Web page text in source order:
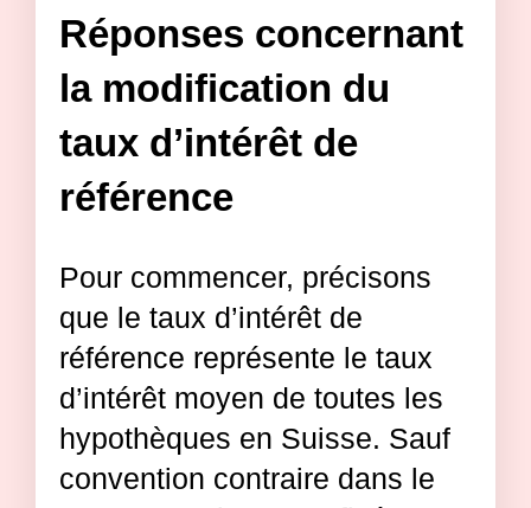
Réponses concernant
la modification du
taux d’intérêt de
référence
Pour commencer, précisons
que le taux d’intérêt de
référence représente le taux
d’intérêt moyen de toutes les
hypothèques en Suisse. Sauf
convention contraire dans le